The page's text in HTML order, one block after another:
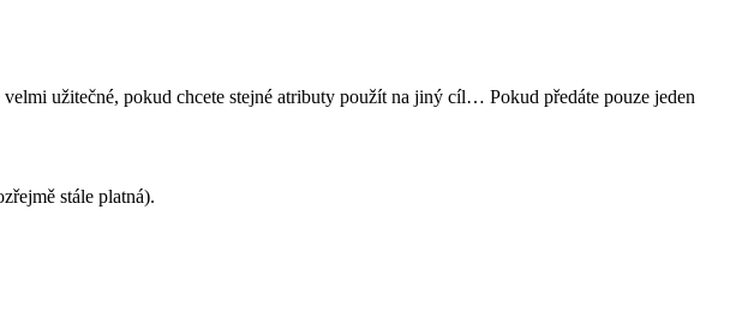
užitečné, pokud chcete stejné atributy použít na jiný cíl… Pokud předáte pouze jeden
stále platná).